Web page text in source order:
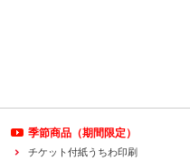
季節商品（期間限定）
チケット付紙うちわ印刷